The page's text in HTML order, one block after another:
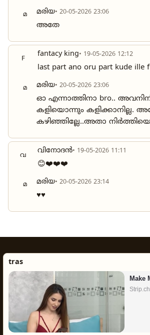
മ മരിയ• 20-05-2026 23:06
അതേ
F fantacy king• 19-05-2026 12:12
last part ano oru part kude ille
മ മരിയ• 20-05-2026 23:06
ഓ എന്നാത്തിനാ bro..
കളിയൊന്നും കളിക്കാനില്ല.
കഴിഞ്ഞില്ലേ..അതാ നിർത്തിയെ
വ വിനോദൻ• 19-05-2026 11:11
😊❤️❤️❤️
മ മരിയ• 20-05-2026 23:14
♥️♥️
tras
Make